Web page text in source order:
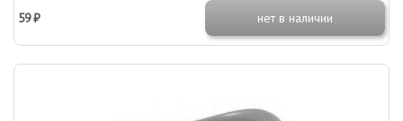
59 ₽
нет в наличии